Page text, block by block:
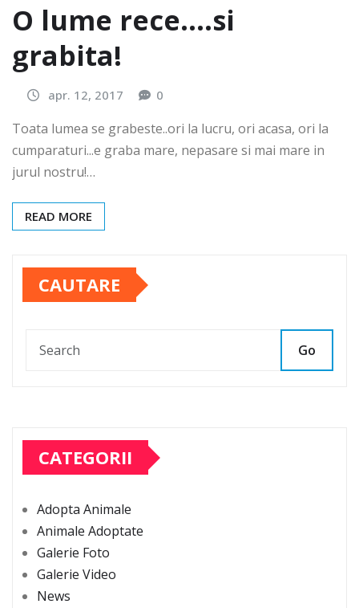
O lume rece….si
grabita!
apr. 12, 2017 0
Toata lumea se grabeste..ori la lucru, ori acasa, ori la
cumparaturi...e graba mare, nepasare si mai mare in
jurul nostru!…
READ MORE
CAUTARE
Go
CATEGORII
Adopta Animale
Animale Adoptate
Galerie Foto
Galerie Video
News